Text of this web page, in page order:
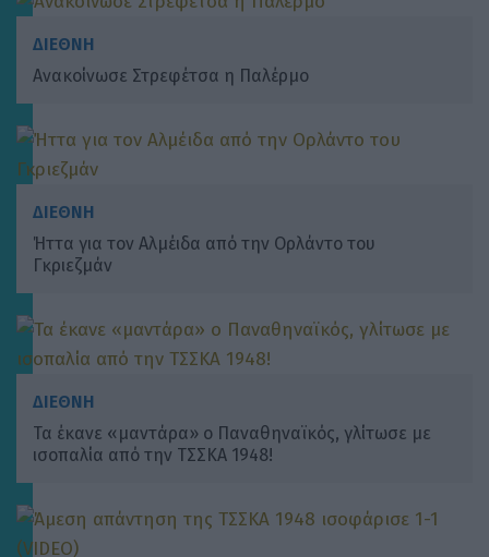
ΔΙΕΘΝΗ
Ανακοίνωσε Στρεφέτσα η Παλέρμο
ΔΙΕΘΝΗ
Ήττα για τον Αλμέιδα από την Ορλάντο του
Γκριεζμάν
ΔΙΕΘΝΗ
Τα έκανε «μαντάρα» ο Παναθηναϊκός, γλίτωσε με
ισοπαλία από την ΤΣΣΚΑ 1948!